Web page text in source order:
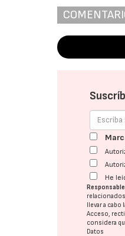
He
llevar a
Acceso,
considera
Datos